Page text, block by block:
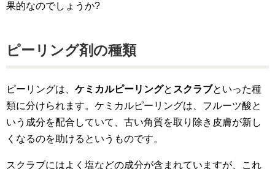
果的なのでしょうか?
ピーリング剤の種類
ピーリングは、 ケミカルピーリングと スクラブといった種
類に分けられます。ケミカルピーリングは、フルーツ酸と
いう成分を配合していて、古い角質を取り除き皮膚が新し
くなるのを助けるというものです。
スクラブにはよく塩などの成分が含まれていますが、これ